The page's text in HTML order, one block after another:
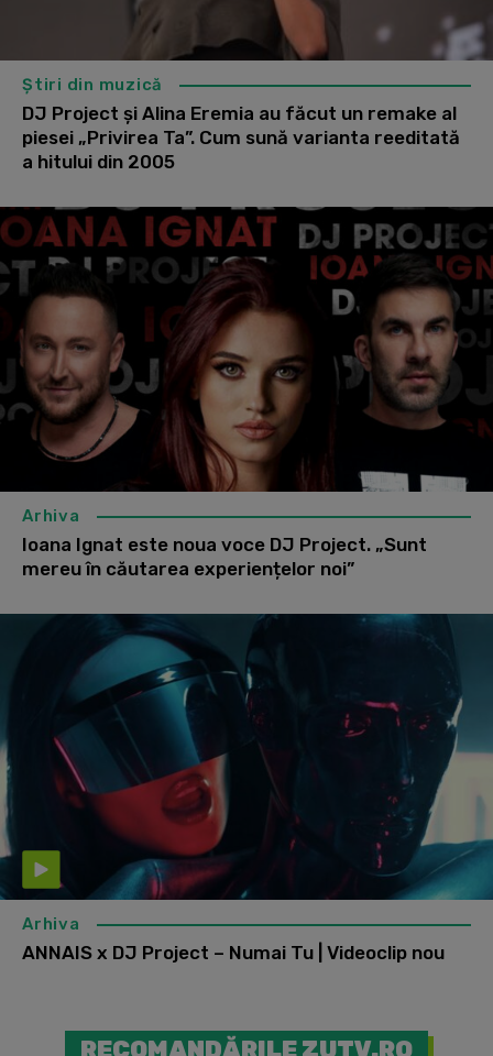
Știri din muzică
DJ Project și Alina Eremia au făcut un remake al
piesei „Privirea Ta”. Cum sună varianta reeditată
a hitului din 2005
Arhiva
Ioana Ignat este noua voce DJ Project. „Sunt
mereu în căutarea experiențelor noi”
Arhiva
ANNAIS x DJ Project – Numai Tu | Videoclip nou